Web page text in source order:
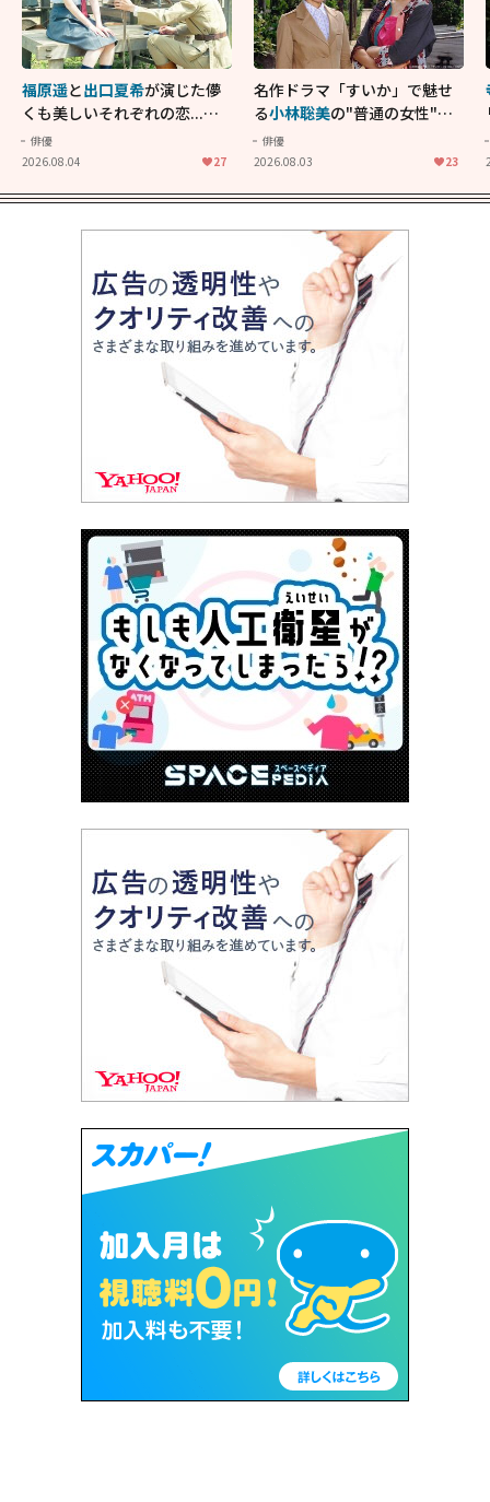
福原遥と出口夏希が演じた儚
くも美しいそれぞれの恋...生
きることの尊さを教えてくれ
た映画「あの花が咲く丘で、
俳優
2026.08.04
27
名作ドラマ「すいか」で魅せ
る小林聡美の"普通の女性"が
大人に刺さる...映画「かもめ
食堂」にも通じる静かな芝居
俳優
2026.08.03
23